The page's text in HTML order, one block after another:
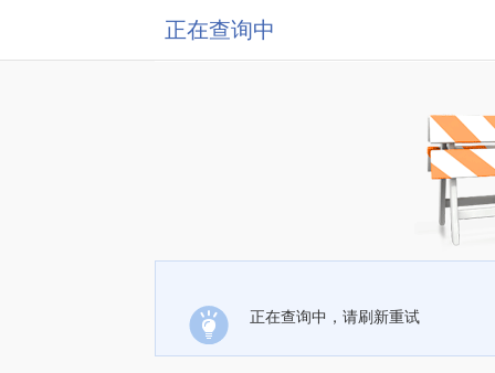
正在查询中
正在查询中，请刷新重试